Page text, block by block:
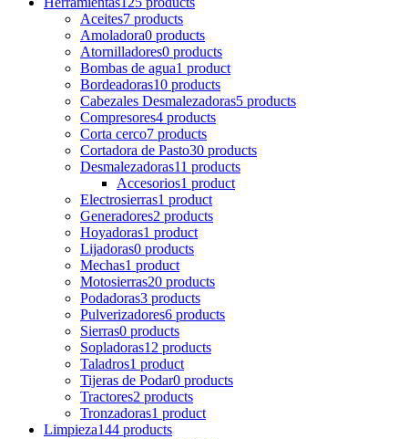
Aceites7 products
Amoladora0 products
Atornilladores0 products
Bombas de agua1 product
Bordeadoras10 products
Cabezales Desmalezadoras5 products
Compresores4 products
Corta cerco7 products
Cortadora de Pasto30 products
Desmalezadoras11 products
Accesorios1 product
Electrosierras1 product
Generadores2 products
Hoyadoras1 product
Lijadoras0 products
Mechas1 product
Motosierras20 products
Podadoras3 products
Pulverizadores6 products
Sierras0 products
Sopladoras12 products
Taladros1 product
Tijeras de Podar0 products
Tractores2 products
Tronzadoras1 product
Limpieza144 products